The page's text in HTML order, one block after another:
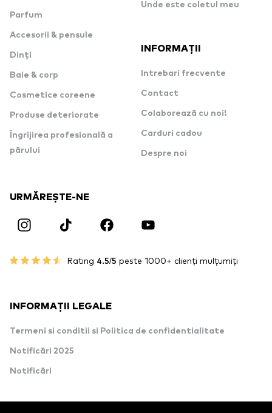
Parfum
Accesorii & pensule
Dinți
Baie & corp
Cosmetice coreene
Produse deteriorate
Îngrijirea profesională a
părului
Unde este coletul meu
INFORMAȚII
Intrebari frecvente
Contact
Colaborează cu noi!
Carduri cadou
Despre noi
URMĂREȘTE-NE
Rating 4.5/5 peste 1000+ clienți mulțumiți
INFORMAȚII LEGALE
Termeni si conditii si Politica de confidentialitate
Notificări 2025
Notificări